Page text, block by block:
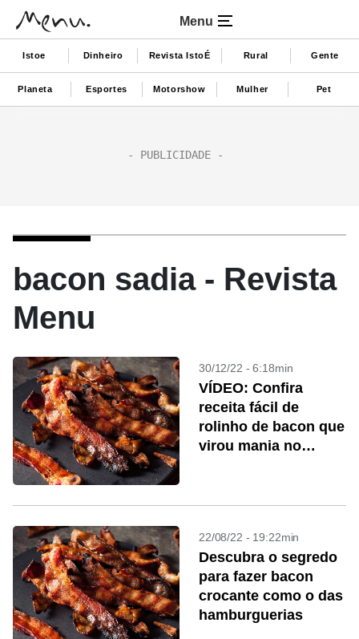
Menu
Istoe Dinheiro Revista IstoÉ Rural Gente
Planeta Esportes Motorshow Mulher Pet
bacon sadia - Revista
Menu
30/12/22 - 6:18min
VÍDEO: Confira
receita fácil de
rolinho de bacon que
virou mania no
22/08/22 - 19:22min
Descubra o segredo
para fazer bacon
crocante como o das
hamburguerias